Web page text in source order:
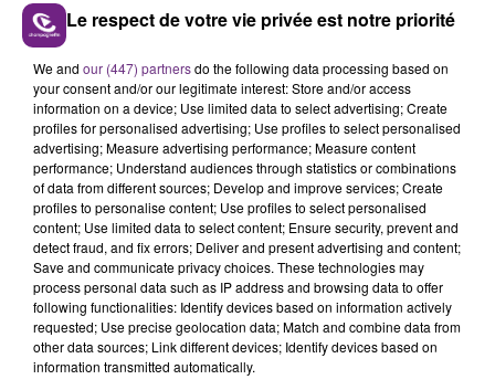
LE MAGASIN JOUÉCLUB DE REIMS FERME
SES PORTES
C'était l'une des institutions du centre-ville
rémois. Le magasin JouéClub est contraint de
fermer ses portes.
TITRES DIFFUSÉS
11h06
11h06 11h02
11h02
Le respect de votre vie privée est notre priorité
We and our (447) partnersdo the following data processing based on
your consent and/or our legitimate interest: Store and/or access
information on a device; Use limited data to select advertising; Create
profiles for personalised advertising; Use profiles to select personalised
advertising; Measure advertising performance; Measure content
performance; Understand audiences through statistics or combinations
of data from different sources; Develop and improve services; Create
profiles to personalise content; Use profiles to select personalised
content; Use limited data to select content; Ensure security, prevent and
detect fraud, and fix errors; Deliver and present advertising and content;
Save and communicate privacy choices. These technologies may
process personal data such as IP address and browsing data to offer
following functionalities: Identify devices based on information actively
requested; Use precise geolocation data; Match and combine data from
other data sources; Link different devices; Identify devices based on
information transmitted automatically.